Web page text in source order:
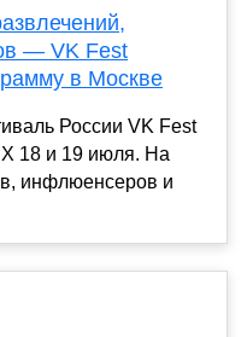
— VK Fest
в Москве
России VK Fest
18 и 19 июля. На
инфлюенсеров и